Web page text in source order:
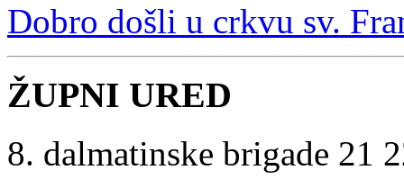
Dobro došli u crkvu sv.
ŽUPNI URED
8. dalmatinske brigade 21